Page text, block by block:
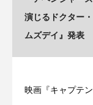
演じるドクター
ムズデイ』発表
映画『キャプテ